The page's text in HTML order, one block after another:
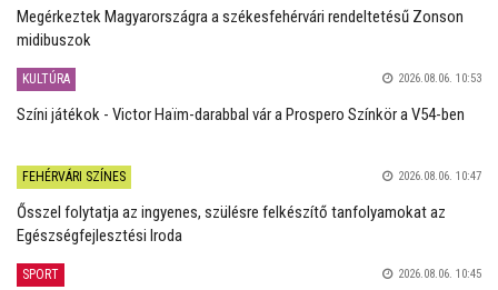
Megérkeztek Magyarországra a székesfehérvári rendeltetésű Zonson
midibuszok
KULTÚRA 2026.08.06. 10:53
Színi játékok - Victor Haïm-darabbal vár a Prospero Színkör a V54-ben
FEHÉRVÁRI SZÍNES 2026.08.06. 10:47
Ősszel folytatja az ingyenes, szülésre felkészítő tanfolyamokat az
Egészségfejlesztési Iroda
SPORT 2026.08.06. 10:45